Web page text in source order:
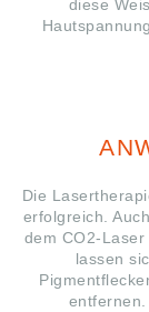
diese
Die
erfolgreich.
dem CO2-
lassen